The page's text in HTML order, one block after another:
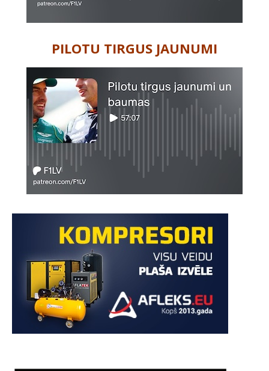
PILOTU TIRGUS JAUNUMI